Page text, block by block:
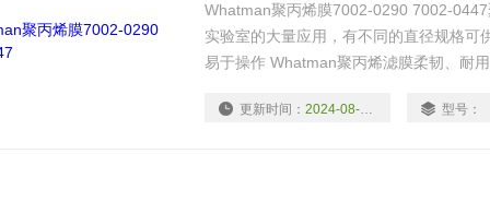
Whatman聚丙烯膜7002-0290 7002-
实验室的大量应用，有不同的直径规格
易于操作 Whatman聚丙烯滤膜柔韧、耐
更新时间：2024-08-18 型号：